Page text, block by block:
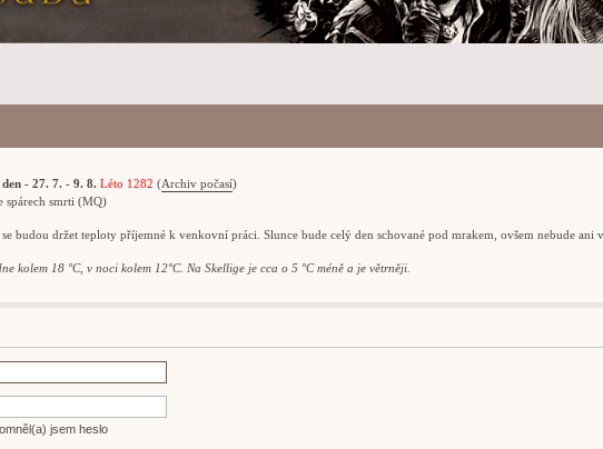
- 27. 7. - 9. 8. Léto 1282 (Archiv počasí)
spárech smrti (MQ)
se budou držet teploty příjemné k venkovní práci. Slunce bude celý den schované pod mrakem, ovšem nebude ani
kolem 18 °C, v noci kolem 12°C. Na Skellige je cca o 5 °C méně a je větrněji.
jsem heslo